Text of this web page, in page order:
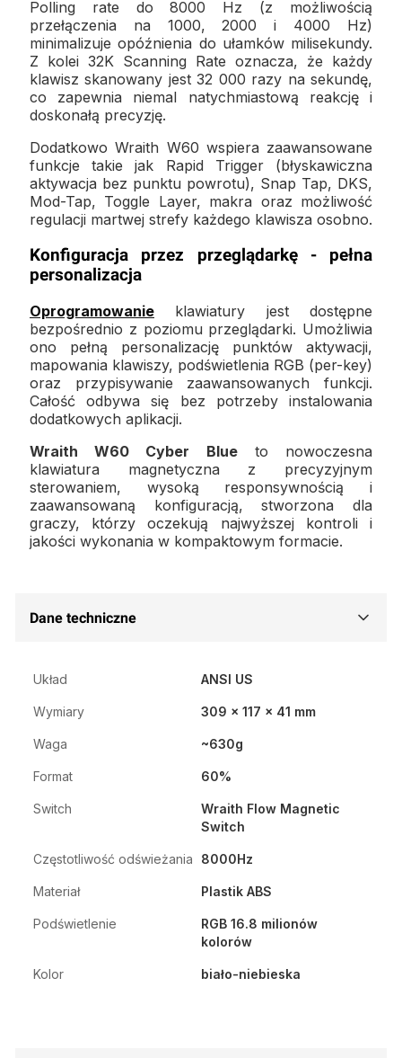
Polling rate do 8000 Hz (z możliwością
przełączenia na 1000, 2000 i 4000 Hz)
minimalizuje opóźnienia do ułamków milisekundy.
Z kolei 32K Scanning Rate oznacza, że każdy
klawisz skanowany jest 32 000 razy na sekundę,
co zapewnia niemal natychmiastową reakcję i
doskonałą precyzję.
Dodatkowo Wraith W60 wspiera zaawansowane
funkcje takie jak Rapid Trigger (błyskawiczna
aktywacja bez punktu powrotu), Snap Tap, DKS,
Mod-Tap, Toggle Layer, makra oraz możliwość
regulacji martwej strefy każdego klawisza osobno.
Konfiguracja przez przeglądarkę - pełna
personalizacja
Oprogramowanie klawiatury jest dostępne
bezpośrednio z poziomu przeglądarki. Umożliwia
ono pełną personalizację punktów aktywacji,
mapowania klawiszy, podświetlenia RGB (per-key)
oraz przypisywanie zaawansowanych funkcji.
Całość odbywa się bez potrzeby instalowania
dodatkowych aplikacji.
Wraith W60 Cyber Blueto nowoczesna
klawiatura magnetyczna z precyzyjnym
sterowaniem, wysoką responsywnością i
zaawansowaną konfiguracją, stworzona dla
graczy, którzy oczekują najwyższej kontroli i
jakości wykonania w kompaktowym formacie.
Dane techniczne
Układ ANSI US
Wymiary 309 x 117 x 41 mm
Waga ~630g
Format 60%
Switch
Wraith Flow Magnetic
Switch
Częstotliwość odświeżania 8000Hz
Materiał Plastik ABS
Podświetlenie
RGB 16.8 milionów
kolorów
Kolor biało-niebieska